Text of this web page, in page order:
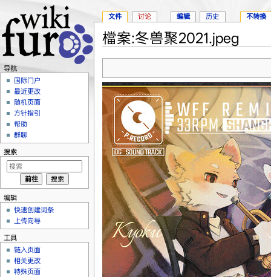
檔案:冬兽聚2021.jpeg
文件 讨论 编辑 历史 不转换
导航
国际门户
最近更改
随机页面
方针指引
帮助
群聊
搜索
编辑
快速创建词条
上传向导
工具
链入页面
相关更改
特殊页面